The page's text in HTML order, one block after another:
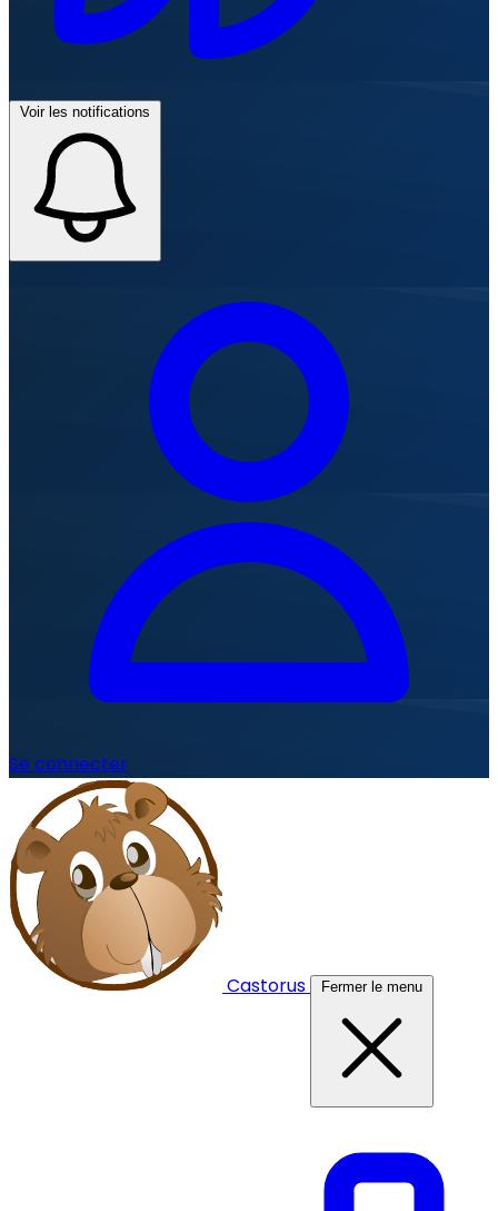
Voir les notifications
Se connecter
Castorus Fermer le menu